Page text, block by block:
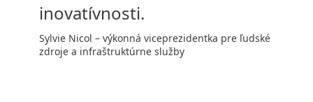
inovatívnosti.
Sylvie Nicol – výkonná viceprezidentka pre ľudské
zdroje a infraštruktúrne služby